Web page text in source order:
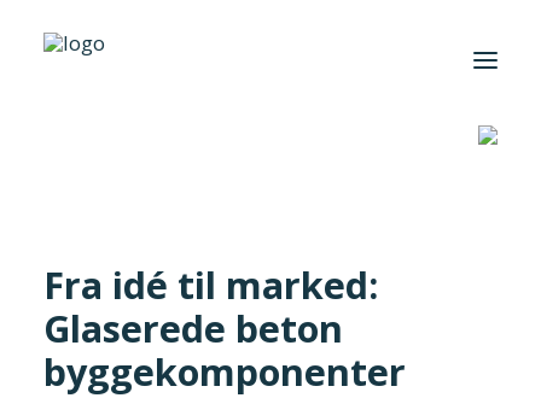
Aktuelt
Cases
Hjem/Cases
Fra idé til marked:
Glaserede beton
byggekomponenter